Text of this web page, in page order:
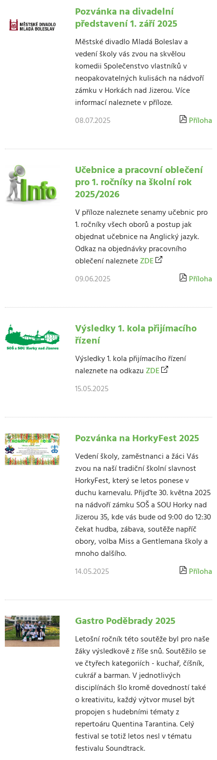
Pozvánka na divadelní
představení 1. září 2025
Městské divadlo Mladá Boleslav a
vedení školy vás zvou na skvělou
komedii Společenstvo vlastníků v
neopakovatelných kulisách na nádvoří
zámku v Horkách nad Jizerou. Více
informací naleznete v příloze.
08.07.2025
Příloha
Učebnice a pracovní oblečení
pro 1. ročníky na školní rok
2025/2026
V příloze naleznete senamy učebnic pro
1. ročníky všech oborů a postup jak
objednat učebnice na Anglický jazyk.
Odkaz na objednávky pracovního
oblečení nalezneteZDE
09.06.2025
Příloha
Výsledky 1. kola přijímacího
řízení
Výsledky 1. kola přijímacího řízení
naleznete na odkazuZDE
15.05.2025
Pozvánka na HorkyFest 2025
Vedení školy, zaměstnanci a žáci Vás
zvou na naší tradiční školní slavnost
HorkyFest, který se letos ponese v
duchu karnevalu. Přijďte 30. května 2025
na nádvoří zámku SOŠ a SOU Horky nad
Jizerou 35, kde vás bude od 9:00 do 12:30
čekat hudba, zábava, soutěže napříč
obory, volba Miss a Gentlemana školy a
mnoho dalšího.
14.05.2025
Příloha
Gastro Poděbrady 2025
Letošní ročník této soutěže byl pro naše
žáky výsledkově z říše snů. Soutěžilo se
ve čtyřech kategoriích - kuchař, číšník,
cukrář a barman. V jednotlivých
disciplínách šlo kromě dovedností také
o kreativitu, každý výtvor musel být
propojen s hudebními tématy z
repertoáru Quentina Tarantina. Celý
festival se totiž letos nesl v tématu
festivalu Soundtrack.